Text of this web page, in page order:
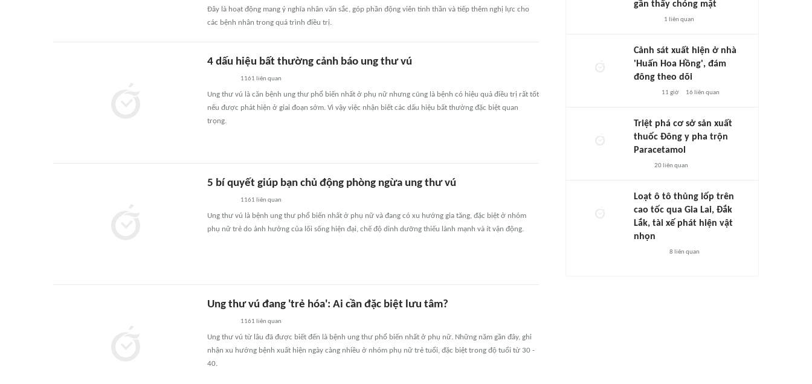
Đây là hoạt động mang ý nghĩa nhân văn sắc, góp phần động viên tinh thần và tiếp thêm nghị lực cho
các bệnh nhân trong quá trình điều trị.
4 dấu hiệu bất thường cảnh báo ung thư vú
1161 liên quan
Ung thư vú là căn bệnh ung thư phổ biến nhất ở phụ nữ nhưng cũng là bệnh có hiệu quả điều trị rất tốt
nếu được phát hiện ở giai đoạn sớm. Vì vậy việc nhận biết các dấu hiệu bất thường đặc biệt quan
trọng.
5 bí quyết giúp bạn chủ động phòng ngừa ung thư vú
1161 liên quan
Ung thư vú là bệnh ung thư phổ biến nhất ở phụ nữ và đang có xu hướng gia tăng, đặc biệt ở nhóm
phụ nữ trẻ do ảnh hưởng của lối sống hiện đại, chế độ dinh dưỡng thiếu lành mạnh và ít vận động.
Ung thư vú đang 'trẻ hóa': Ai cần đặc biệt lưu tâm?
1161 liên quan
Ung thư vú từ lâu đã được biết đến là bệnh ung thư phổ biến nhất ở phụ nữ. Những năm gần đây, ghi
nhận xu hướng bệnh xuất hiện ngày càng nhiều ở nhóm phụ nữ trẻ tuổi, đặc biệt trong độ tuổi từ 30 -
40.
gần thấy chóng mặt
1 liên quan
Cảnh sát xuất hiện ở nhà
'Huấn Hoa Hồng', đám
đông theo dõi
11 giờ 16 liên quan
Triệt phá cơ sở sản xuất
thuốc Đông y pha trộn
Paracetamol
20liên quan
Loạt ô tô thủng lốp trên
cao tốc qua Gia Lai, Đắk
Lắk, tài xế phát hiện vật
nhọn
8 liên quan